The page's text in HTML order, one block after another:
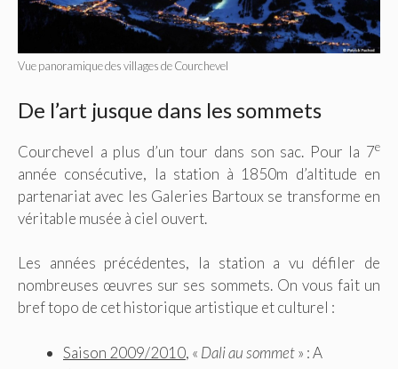
Vue panoramique des villages de Courchevel
De l’art jusque dans les sommets
Courchevel a plus d’un tour dans son sac. Pour la 7e
année consécutive, la station à 1850m d’altitude en
partenariat avec les Galeries Bartoux se transforme en
véritable musée à ciel ouvert.
Les années précédentes, la station a vu défiler de
nombreuses œuvres sur ses sommets. On vous fait un
bref topo de cet historique artistique et culturel :
Saison 2009/2010, « Dali au sommet» : A